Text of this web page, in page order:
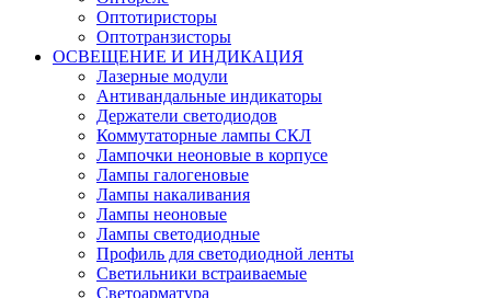
Оптотиристоры
Оптотранзисторы
ОСВЕЩЕНИЕ И ИНДИКАЦИЯ
Лазерные модули
Антивандальные индикаторы
Держатели светодиодов
Коммутаторные лампы СКЛ
Лампочки неоновые в корпусе
Лампы галогеновые
Лампы накаливания
Лампы неоновые
Лампы светодиодные
Профиль для светодиодной ленты
Светильники встраиваемые
Светоарматура